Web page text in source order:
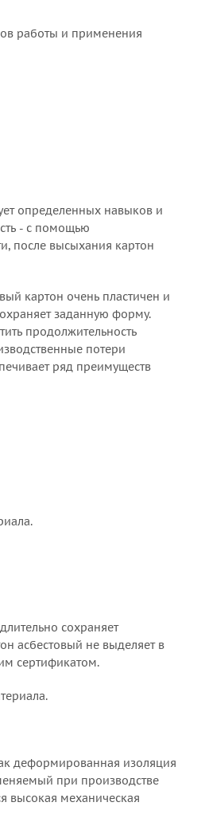
работы и применения
определенных навыков и
- с помощью
после высыхания картон
картон очень пластичен и
заданную форму.
продолжительность
потери
ряд преимуществ
сохраняет
асбестовый не выделяет в
сертификатом.
деформированная изоляция
при производстве
высокая механическая